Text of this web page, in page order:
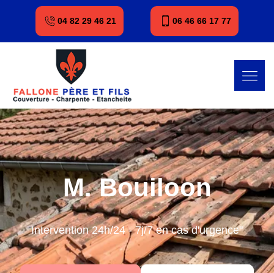
04 82 29 46 21 06 46 66 17 77
M. Bouiloon
Intervention 24h/24 - 7j/7 en cas d'urgence"